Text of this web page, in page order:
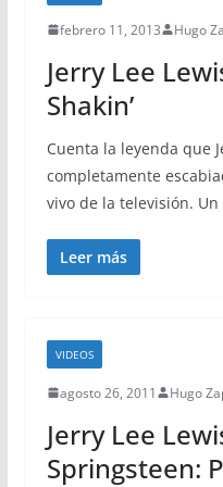
febrero 11, 2013 Hugo
Jerry Lee
Shakin’
Cuenta la leyenda que
completamente
vivo de la televisión.
Leer más
VIDEOS
agosto 26, 2011 Hugo
Jerry Lee
Springsteen: